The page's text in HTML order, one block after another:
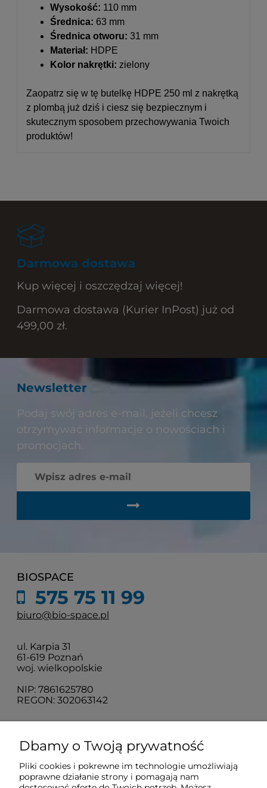
Wysokość: 110 mm
Średnica: 63 mm
Średnica otworu: 31 mm
Materiał: HDPE
Kolor nakrętki: zielony
Zaopatrz się w tę butelkę HDPE 250 ml z nakrętką
z plombą już dziś i ciesz się bezpiecznym i
skutecznym sposobem przechowywania Twoich
produktów!
Darmowa dostawa
Kup więcej i oszczędzaj więcej!
Darmowa dostawa (Kurier InPost) już od
499,00 zł.
Newsletter
Podaj swój adres e-mail, jeżeli chcesz
otrzymywać informacje o nowościach i
promocjach.
BIOSPACE
575 75 11 99
biuro@bio-space.pl
ul. Karpia 31
61-619 Poznań
woj. wielkopolskie
NIP: 7861625780
REGON: 302063142
O nas
Obsługa klienta
Dbamy o Twoją prywatność
Pliki cookies i pokrewne im technologie umożliwiają
poprawne działanie strony i pomagają nam